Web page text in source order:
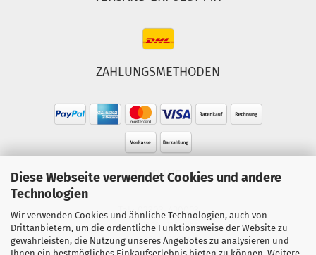
Diese Webseite verwendet Cookies und andere
Technologien
Wir verwenden Cookies und ähnliche Technologien, auch von
Drittanbietern, um die ordentliche Funktionsweise der Website zu
gewährleisten, die Nutzung unseres Angebotes zu analysieren und
Ihnen ein bestmögliches Einkaufserlebnis bieten zu können. Weitere
ZAHLUNGSMETHODEN
HOTLINE
Tel.: 02303-490093
Mo.-Fr. 10:00 - 18:00 Uhr
Sa. 10:00 - 15:00 Uhr